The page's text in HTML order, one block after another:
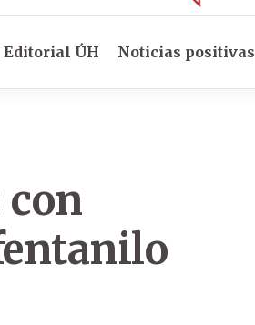
Editorial ÚH Noticias positivas
con